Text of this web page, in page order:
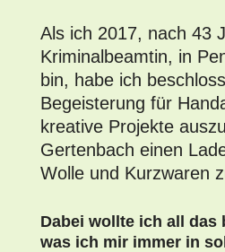
Als ich 2017, nach 43
Krim­i­nal­beamtin, in
bin, habe ich
Begeis­terung für
kreative Pro­jek­te
Gerten­bach einen
Wolle und Kurzwaren
Dabei wollte ich all das
was ich mir immer in